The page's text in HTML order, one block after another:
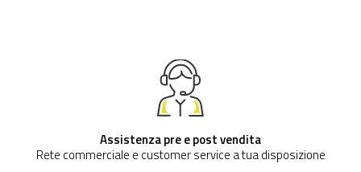
Assistenza pre e post vendita
Rete commerciale e customer service a tua disposizione